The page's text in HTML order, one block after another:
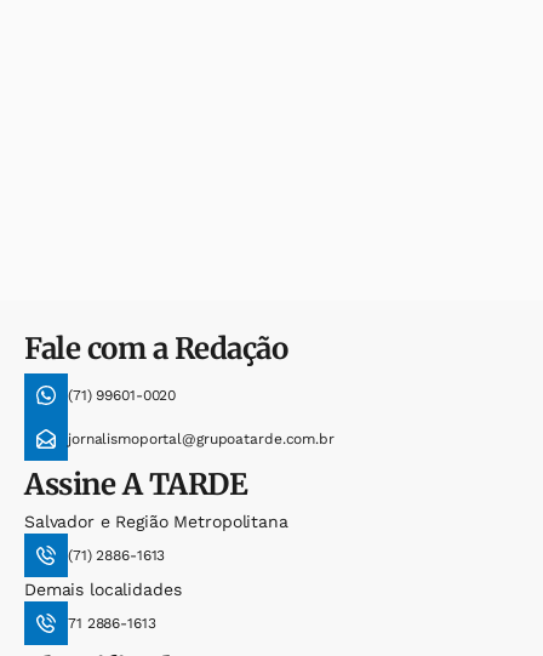
Fale com a Redação
(71) 99601-0020
jornalismoportal@grupoatarde.com.br
AssineA TARDE
Salvador e Região Metropolitana
(71) 2886-1613
Demais localidades
71 2886-1613